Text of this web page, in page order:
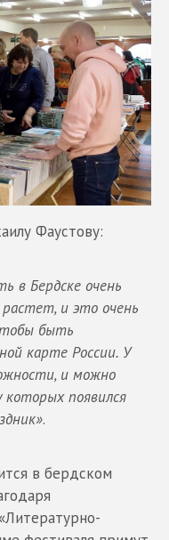
Фаустову:
в Бердске очень
и это очень
быть
карте России. У
и можно
которых появился
.
в бердском